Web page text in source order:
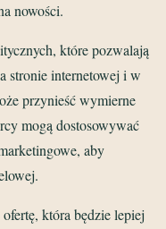
nowości.
które pozwalają
stronie internetowej i w
przynieść wymierne
mogą dostosowywać
aby
która będzie lepiej